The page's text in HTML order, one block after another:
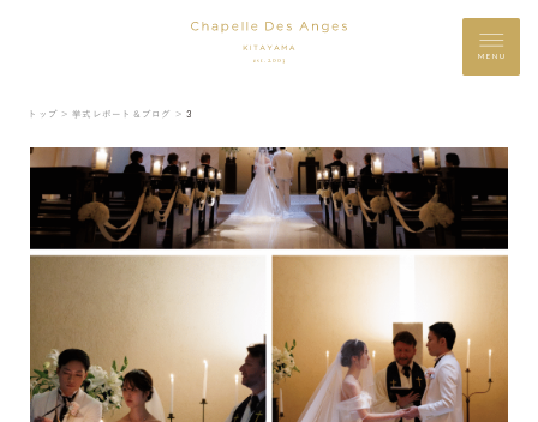
MENU
トップ ＞ 挙式レポート＆ブログ ＞ 3